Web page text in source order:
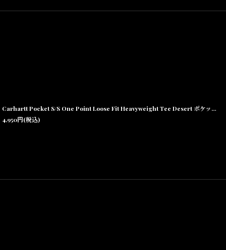
Carhartt Pocket S/S One Point Loose Fit Heavyweight Tee Desert ポケット ワンポイント ロゴ ルーズフィット ヘビーウェイト 半袖Tシャツ K87
4,950円(税込)